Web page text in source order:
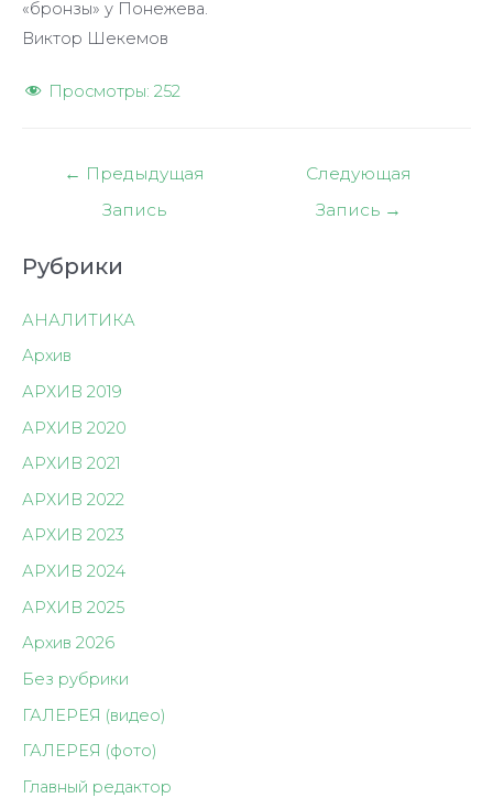
«бронзы» у Понежева.
Виктор Шекемов
Просмотры: 252
Навигация
← Предыдущая
Запись
Следующая
Запись →
Рубрики
АНАЛИТИКА
Архив
АРХИВ 2019
АРХИВ 2020
АРХИВ 2021
АРХИВ 2022
АРХИВ 2023
АРХИВ 2024
АРХИВ 2025
Архив 2026
Без рубрики
ГАЛЕРЕЯ (видео)
ГАЛЕРЕЯ (фото)
Главный редактор